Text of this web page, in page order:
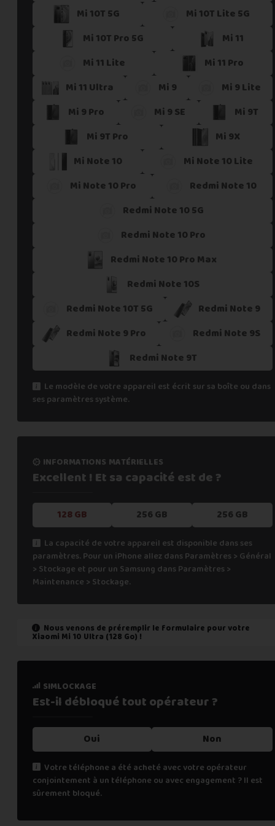
Si vous ne trouvez pas une offre correspondant aux
Vous pouvez éventuellement nous contacter.
Mi 10T 5G
Mi 10T Lite 5G
Mi 10T Pro 5G
Mi 11
Mi 11 Lite
Mi 11 Pro
Mi 11 Ultra
Mi 9
Mi 9 Lite
Mi 9 Pro
Mi 9 SE
Mi 9T
Mi 9T Pro
Mi 9X
Mi Note 10
Mi Note 10 Lite
Mi Note 10 Pro
Redmi Note 10
Redmi Note 10 5G
Redmi Note 10 Pro
Redmi Note 10 Pro Max
Redmi Note 10S
Redmi Note 10T 5G
Redmi Note 9
Redmi Note 9 Pro
Redmi Note 9S
Redmi Note 9T
Le modèle de votre appareil est écrit sur sa boîte ou dans
ses paramètres système.
informations matérielles
Excellent ! Et sa capacitéest de ?
128 GB 256 GB 256 GB
La capacité de votre appareil est disponible dans ses
paramètres. Pour un iPhone allez dans Paramètres > Général
> Stockage et pour un Samsung dans Paramètres >
Maintenance > Stockage.
Nous venons de préremplir le formulaire pour votre
Xiaomi Mi 10 Ultra (128 Go)!
simlockage
Est-il débloqué toutopérateur ?
Oui Non
Votre téléphone a été acheté avec votre opérateur
conjointement à un téléphone ou avec engagement ? Il est
sûrement bloqué.
état de marche
Est-il fonctionnel ?
Non
Cochez "non" si une des affirmations suivantes est vraie :
les appels téléphoniques ne fonctionnent pas,